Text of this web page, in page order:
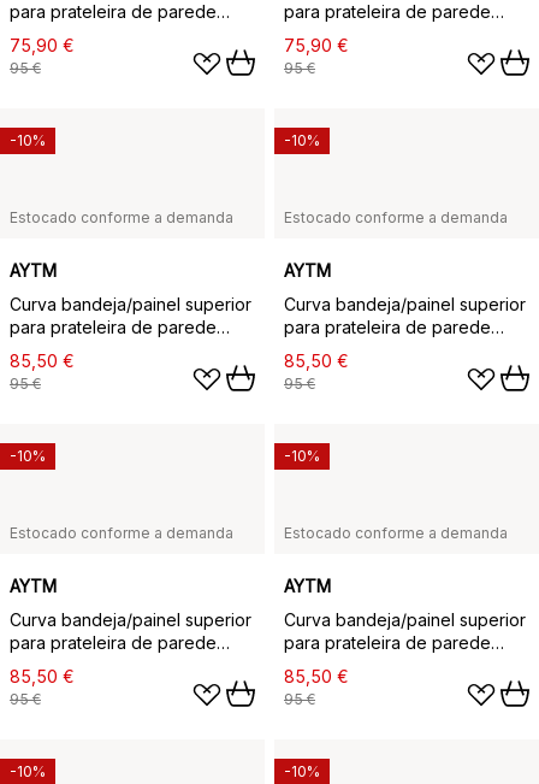
para prateleira de parede
62,2 cm, Preto
75,90 €
95 €
para prateleira de parede
62,2 cm, Carvalho
75,90 €
95 €
Estocado conforme a demanda
AYTM
Curva bandeja/painel superior
para prateleira de parede
62,2 cm, Noz
85,50 €
95 €
-10%
Estocado conforme a demanda
AYTM
Curva bandeja/painel superior
para prateleira de parede
80,4 cm, Preto
85,50 €
95 €
-10%
Estocado conforme a demanda
AYTM
Curva bandeja/painel superior
para prateleira de parede
80,4 cm, Carvalho
85,50 €
95 €
-10%
Estocado conforme a demanda
AYTM
Curva bandeja/painel superior
para prateleira de parede
80,4 cm, Noz
85,50 €
95 €
-10%
-10% -10%